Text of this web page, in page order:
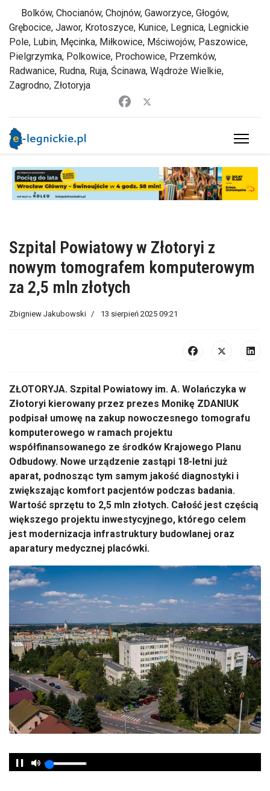
Bolków, Chocianów, Chojnów, Gaworzyce, Głogów,
Grębocice, Jawor, Krotoszyce, Kunice, Legnica, Legnickie
Pole, Lubin, Męcinka, Miłkowice, Mściwojów, Paszowice,
Pielgrzymka, Polkowice, Prochowice, Przemków,
Radwanice, Rudna, Ruja, Ścinawa, Wądroże Wielkie,
Zagrodno, Złotoryja
Szpital Powiatowy w Złotoryi z
nowym tomografem komputerowym
za 2,5 mln złotych
Zbigniew Jakubowski 13 sierpień 2025 09:21
ZŁOTORYJA. Szpital Powiatowy im. A. Wolańczyka w
Złotoryi kierowany przez prezes Monikę ZDANIUK
podpisał umowę na zakup nowoczesnego tomografu
komputerowego w ramach projektu
współfinansowanego ze środków Krajowego Planu
Odbudowy. Nowe urządzenie zastąpi 18-letni już
aparat, podnosząc tym samym jakość diagnostyki i
zwiększając komfort pacjentów podczas badania.
Wartość sprzętu to 2,5 mln złotych. Całość jest częścią
większego projektu inwestycyjnego, którego celem
jest modernizacja infrastruktury budowlanej oraz
aparatury medycznej placówki.